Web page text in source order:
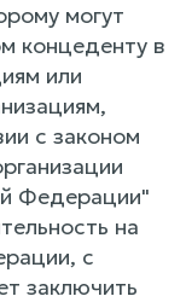
могут
концеденту в
или
с законом
Федерации"
на
с
заключить